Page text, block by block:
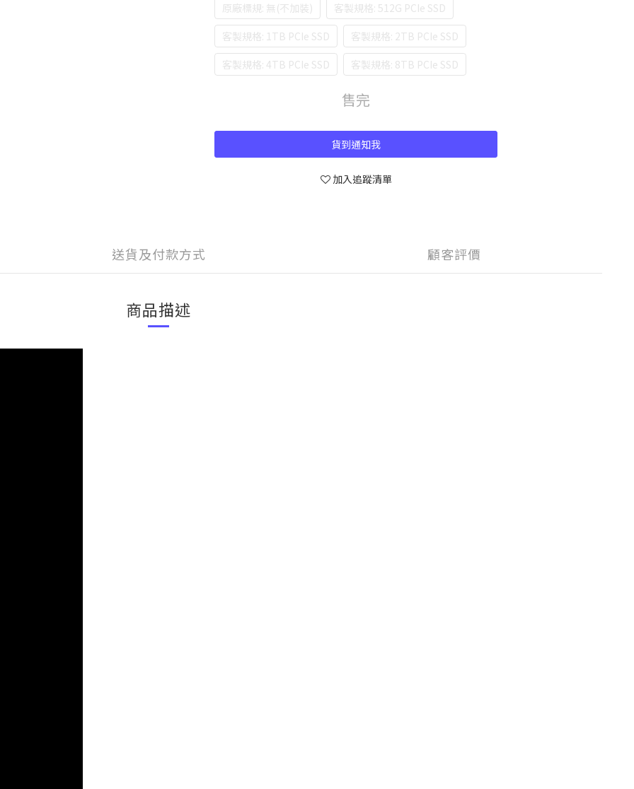
原廠標規: 無(不加裝)
客製規格: 512G PCIe SSD
客製規格: 1TB PCIe SSD
客製規格: 2TB PCIe SSD
客製規格: 4TB PCIe SSD
客製規格: 8TB PCIe SSD
售完
貨到通知我
加入追蹤清單
送貨及付款方式 顧客評價
商品描述